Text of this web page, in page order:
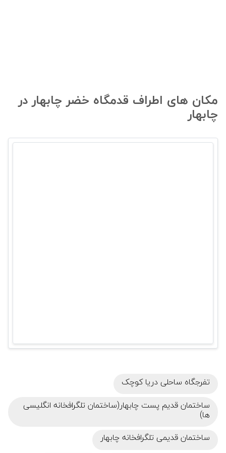
مکان های اطراف قدمگاه خضر چابهار در
چابهار
تفرجگاه ساحلی دریا کوچک
ساختمان قدیم پست چابهار(ساختمان تلگرافخانه انگلیسی
ها)
ساختمان قدیمی تلگرافخانه چابهار